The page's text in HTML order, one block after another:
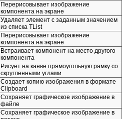
Перерисовывает изображение
компонента на экране
Удаляет элемент с заданным значением
из списка TList
Перерисовывает изображение
компонента на экране
Встраивает компонент на место другого
компонента
Рисует на канве прямоугольную рамку со
скругленными углами
Создает копию изображения в формате
Clipboard
Сохраняет графическое изображение в
файле
Сохраняет графическое изображение в